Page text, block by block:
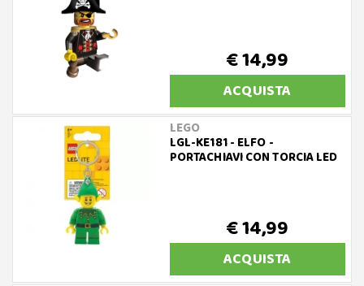
€ 14,99
ACQUISTA
LEGO
LGL-KE181 - ELFO -
PORTACHIAVI CON TORCIA LED
€ 14,99
ACQUISTA